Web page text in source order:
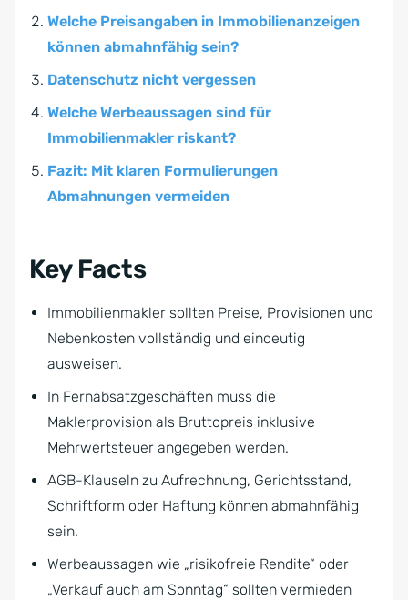
Welche Preisangaben in Immobilienanzeigen
können abmahnfähig sein?
Datenschutz nicht vergessen
Welche Werbeaussagen sind für
Immobilienmakler riskant?
Fazit: Mit klaren Formulierungen
Abmahnungen vermeiden
Key Facts
Immobilienmakler sollten Preise, Provisionen und
Nebenkosten vollständig und eindeutig
ausweisen.
In Fernabsatzgeschäften muss die
Maklerprovision als Bruttopreis inklusive
Mehrwertsteuer angegeben werden.
AGB-Klauseln zu Aufrechnung, Gerichtsstand,
Schriftform oder Haftung können abmahnfähig
sein.
Werbeaussagen wie „risikofreie Rendite“ oder
„Verkauf auch am Sonntag“ sollten vermieden